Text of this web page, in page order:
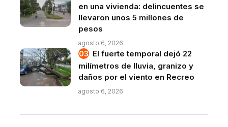
en una vivienda: delincuentes se
llevaron unos 5 millones de
pesos
agosto 6, 2026
El fuerte temporal dejó 22
milímetros de lluvia, granizo y
daños por el viento en Recreo
agosto 6, 2026